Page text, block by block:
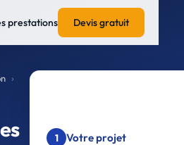
prestations Devis gratuit
1 Votre projet